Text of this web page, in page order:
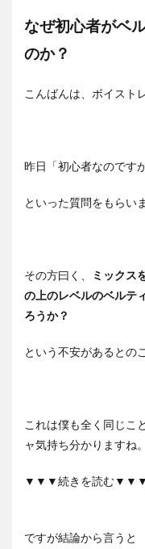
なぜ初心者がベ
のか？
こんばんは、ボイスト
昨日「初心者なのです
といった質問をもらい
その方曰く、
ミックス
の上のレベルのベルテ
ろうか？
という不安があるとの
これは僕も全く同じこ
ャ気持ち分かりますね。
▼▼▼続きを読む▼▼▼
ですが結論から言うと